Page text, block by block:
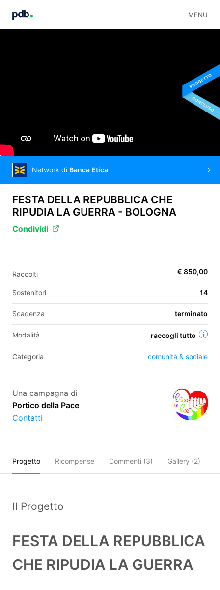
MENU
FR
Network di Banca Etica
FESTA DELLA REPUBBLICA CHE
RIPUDIA LA GUERRA - BOLOGNA
Condividi
Raccolti € 850,00
Sostenitori 14
Scadenza terminato
Modalità raccogli tutto
Categoria comunità & sociale
Una campagna di
Portico della Pace
Contatti
Progetto Ricompense Commenti (3) Gallery (2)
Il Progetto
FESTA DELLA REPUBBLICA
CHE RIPUDIA LA GUERRA